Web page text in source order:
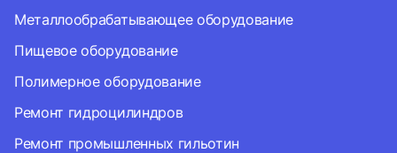
Металлообрабатывающее оборудование
Пищевое оборудование
Полимерное оборудование
Ремонт гидроцилиндров
Ремонт промышленных гильотин